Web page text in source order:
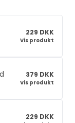
229 DKK
Vis produkt
379 DKK
Vis produkt
229 DKK